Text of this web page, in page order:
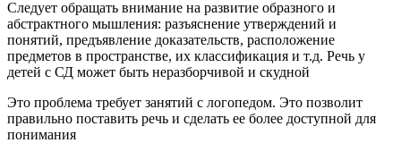
Следует обращать внимание на развитие образного и
абстрактного мышления: разъяснение утверждений и
понятий, предъявление доказательств, расположение
предметов в пространстве, их классификация и т.д. Речь у
детей с СД может быть неразборчивой и скудной
Это проблема требует занятий с логопедом. Это позволит
правильно поставить речь и сделать ее более доступной для
понимания